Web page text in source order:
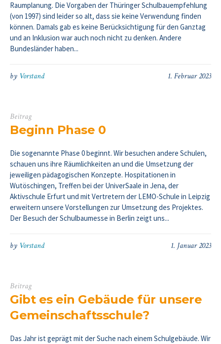
Raumplanung. Die Vorgaben der Thüringer Schulbauempfehlung
(von 1997) sind leider so alt, dass sie keine Verwendung finden
können. Damals gab es keine Berücksichtigung für den Ganztag
und an Inklusion war auch noch nicht zu denken. Andere
Bundesländer haben...
1. Februar 2023
by Vorstand
Beitrag
Beginn Phase 0
Die sogenannte Phase 0 beginnt. Wir besuchen andere Schulen,
schauen uns ihre Räumlichkeiten an und die Umsetzung der
jeweiligen pädagogischen Konzepte. Hospitationen in
Wutöschingen, Treffen bei der UniverSaale in Jena, der
Aktivschule Erfurt und mit Vertretern der LEMO-Schule in Leipzig
erweitern unsere Vorstellungen zur Umsetzung des Projektes.
Der Besuch der Schulbaumesse in Berlin zeigt uns...
1. Januar 2023
by Vorstand
Beitrag
Gibt es ein Gebäude für unsere
Gemeinschaftsschule?
Das Jahr ist geprägt mit der Suche nach einem Schulgebäude. Wir